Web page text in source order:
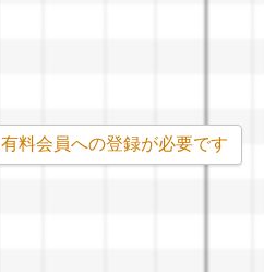
有料会員への登録が必要です